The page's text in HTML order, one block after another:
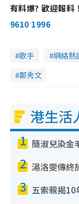
有料爆? 歡迎報
9610 1996
歌手 網絡熱
鄭秀文
港生活
1
2
3